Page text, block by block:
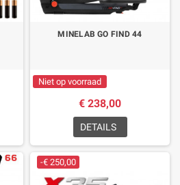
MINELAB GO FIND 44
Niet op voorraad
€ 238,00
DETAILS
-€ 250,00